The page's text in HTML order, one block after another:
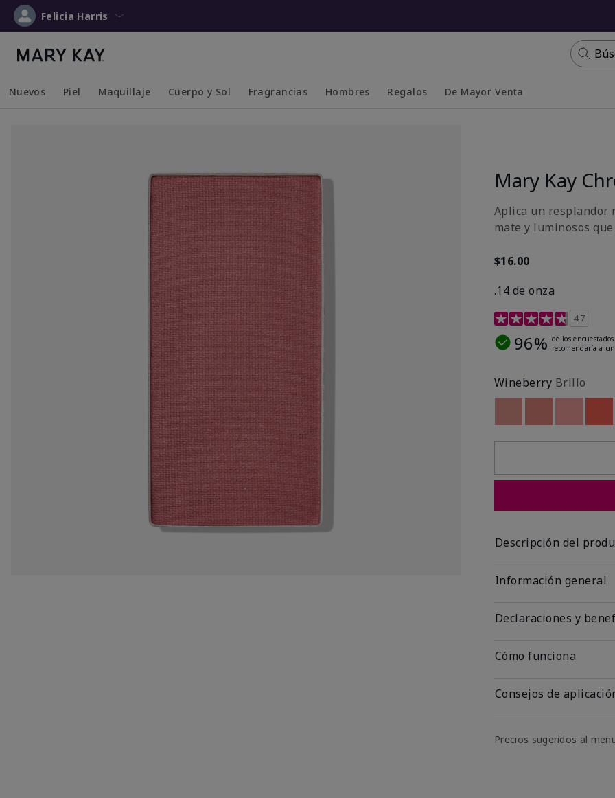
Felicia Harris
Nuevos Piel Maquillaje Cuerpo y Sol Fragrancias Hombres Regalos De Mayor Venta
Mary Kay
Aplica un resplandor
mate y luminosos
$16.00
.14 de onza
Calificación de clientes
4.7
96% de los encuestados
recomendaría a
Wineberry Brillo
Descripción del
Información general
Declaraciones y
Cómo funciona
Consejos de
Precios sugeridos al